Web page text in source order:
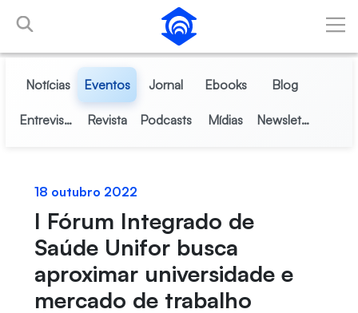
Pular para o Conteúdo principal
Notícias Eventos Jornal Ebooks Blog
Entrevistas Revista Podcasts Mídias Newsletter
18 outubro 2022
I Fórum Integrado de
Saúde Unifor busca
aproximar universidade e
mercado de trabalho